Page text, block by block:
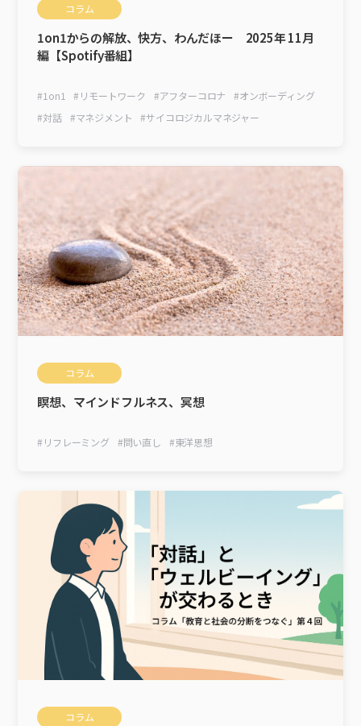
コラム
1on1からの解放、快方、わんだほー 2025年 11月
編【Spotify番組】
#1on1 # リモートワーク #アフターコロナ #オンボーディング
#対話 #マネジメント #サイコロジカルマネジャー
コラム
瞑想、マインドフルネス、冥想
# リフレーミング #問い直し #東洋思想
コラム